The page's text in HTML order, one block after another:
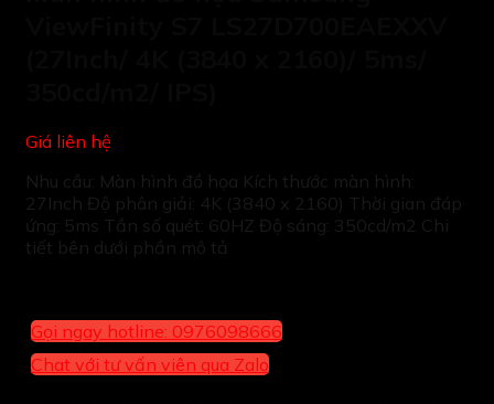
Giá liên hệ
Nhu cầu: Màn hình đồ họa Kích thước màn hình:
27Inch Độ phân giải: 4K (3840 x 2160) Thời gian đáp
ứng: 5ms Tần số quét: 60HZ Độ sáng: 350cd/m2 Chi
tiết bên dưới phần mô tả
Gọi ngay hotline: 0976098666
Chat với tư vấn viên qua Zalo